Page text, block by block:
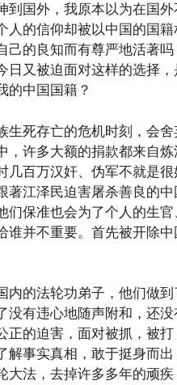
到国外，我原本以为在国
人的信仰却被以中国的国
己的良知而有尊严地活著
日又被迫面对这样的选择
的中国国籍？
生死存亡的危机时刻，会
，许多大额的捐款都来自
几百万汉奸、伪军不就是
著江泽民迫害屠杀善良的
们保准也会为了个人的生
谁并不重要。首先被开除
内的法轮功弟子，他们做
没有违心地随声附和，还
正的迫害，面对被抓，被
解事实真相，敢于挺身而
大法，去掉许多多年的顽